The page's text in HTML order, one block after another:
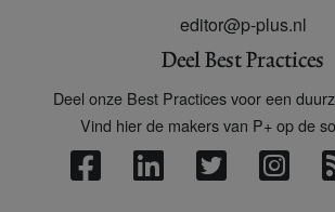
editor@p-plus.nl
Deel Best Practices
Deel onze Best Practices voor een
Vind hier de makers van P+ op de